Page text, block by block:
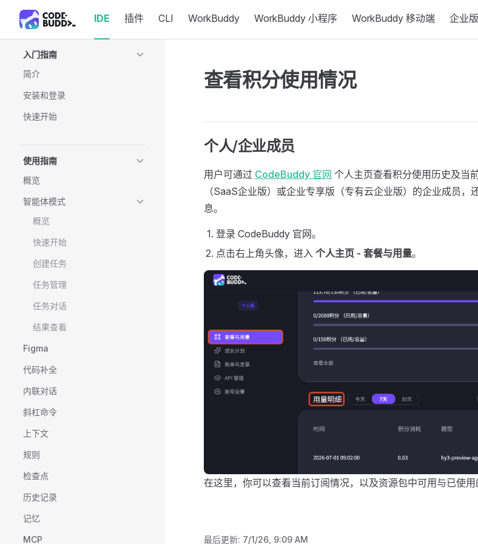
Skip to content IDE 插件 CLI WorkBuddy WorkBuddy 小程序 WorkBuddy 移动端 企业版
入门指南
简介
安装和登录
快速开始
使用指南
概览
智能体模式
概览
快速开始
创建任务
任务管理
任务对话
结果查看
Figma
代码补全
内联对话
斜杠命令
上下文
规则
检查点
历史记录
记忆
MCP
查看积分使用情况
个人/企业成员
用户可通过 CodeBuddy 官网 个人主页查看积分使用历史及当
（SaaS企业版）或企业专享版（专有云企业版）的企业成员，
息。
登录 CodeBuddy 官网。
点击右上角头像，进入 个人主页 - 套餐与用量。
在这里，你可以查看当前订阅情况，以及资源包中可用与已使用
最后更新: 7/1/26, 9:09 AM